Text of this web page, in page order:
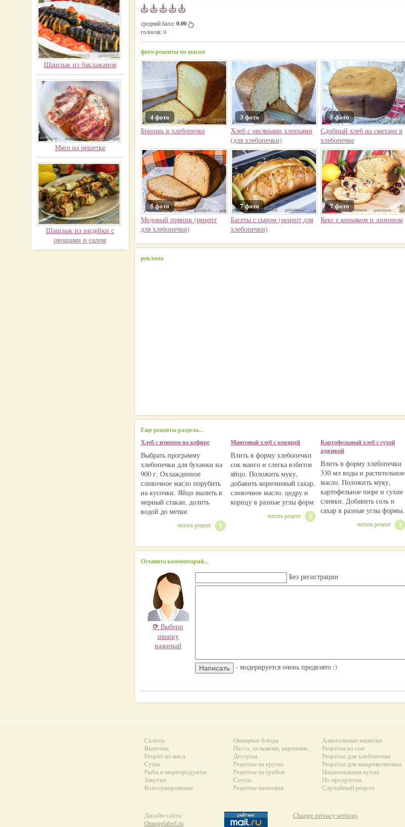
Шашлык из баклажанов
Мясо на решетке
Шашлык из индейки с
овощами и салом
средний балл:0.00
голосов:0
фото-рецепты по шагам
4 фото
Бриошь в хлебопечке
3 фото
Хлеб с овсяными хлопьями
(для хлебопечки)
5 фото
Сдобный хлеб на сметане в
хлебопечке
5 фото
Медовый пряник (рецепт
для хлебопечки)
7 фото
Багеты с сыром (рецепт для
хлебопечки)
7 фото
Кекс с коньяком и лимоном
реклама
Еще рецепты раздела...
Хлеб с изюмом на кефире
Выбрать программу
хлебопечки для буханки на
900 г. Охлажденное
сливочное масло порубить
на кусочки. Яйцо вылить в
мерный стакан, долить
водой до метки
читать рецепт
Манговый хлеб с корицей
Влить в форму хлебопечки
сок манго и слегка взбитое
яйцо. Положить муку,
добавить коричневый сахар,
сливочное масло, цедру и
корицу в разные углы форм
читать рецепт
Картофельный хлеб с сухой
аджикой
Влить в форму хлебопечки
330 мл воды и растительное
масло. Положить муку,
картофельное пюре и сухие
сливки. Добавить соль и
сахар в разные углы формы.
читать рецепт
Оставить комментарий...
⟳ Выбери
иконку
нажимай
Без регистрации
- модерируется очень предвзято :)
Салаты
Выпечка
Рецепт из мяса
Супы
Рыба и морепродукты
Закуски
Консервирование
Овощные блюда
Паста, пельмени, вареники...
Десерты
Рецепты из крупы
Рецепты из грибов
Соусы
Рецепты напитков
Алкогольные напитки
Рецепты из сои
Рецепты для хлебопечки
Рецепты для микроволновки
Национальная кухня
По продуктам
Случайный рецепт
Дизайн сайта:
Orangelabel.ru
Change privacy settings